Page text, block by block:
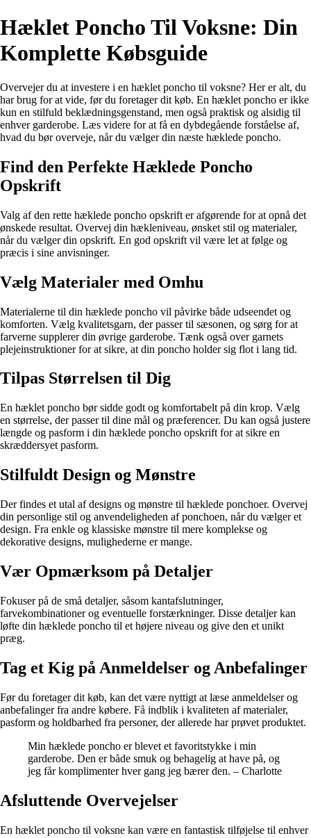
Hæklet Poncho Til Voksne: Din
Komplette Købsguide
Overvejer du at investere i en hæklet poncho til voksne? Her er alt, du
har brug for at vide, før du foretager dit køb. En hæklet poncho er ikke
kun en stilfuld beklædningsgenstand, men også praktisk og alsidig til
enhver garderobe. Læs videre for at få en dybdegående forståelse af,
hvad du bør overveje, når du vælger din næste hæklede poncho.
Find den Perfekte Hæklede Poncho
Opskrift
Valg af den rette hæklede poncho opskrift er afgørende for at opnå det
ønskede resultat. Overvej din hækleniveau, ønsket stil og materialer,
når du vælger din opskrift. En god opskrift vil være let at følge og
præcis i sine anvisninger.
Vælg Materialer med Omhu
Materialerne til din hæklede poncho vil påvirke både udseendet og
komforten. Vælg kvalitetsgarn, der passer til sæsonen, og sørg for at
farverne supplerer din øvrige garderobe. Tænk også over garnets
plejeinstruktioner for at sikre, at din poncho holder sig flot i lang tid.
Tilpas Størrelsen til Dig
En hæklet poncho bør sidde godt og komfortabelt på din krop. Vælg
en størrelse, der passer til dine mål og præferencer. Du kan også justere
længde og pasform i din hæklede poncho opskrift for at sikre en
skræddersyet pasform.
Stilfuldt Design og Mønstre
Der findes et utal af designs og mønstre til hæklede ponchoer. Overvej
din personlige stil og anvendeligheden af ponchoen, når du vælger et
design. Fra enkle og klassiske mønstre til mere komplekse og
dekorative designs, mulighederne er mange.
Vær Opmærksom på Detaljer
Fokuser på de små detaljer, såsom kantafslutninger,
farvekombinationer og eventuelle forstærkninger. Disse detaljer kan
løfte din hæklede poncho til et højere niveau og give den et unikt
præg.
Tag et Kig på Anmeldelser og Anbefalinger
Før du foretager dit køb, kan det være nyttigt at læse anmeldelser og
anbefalinger fra andre købere. Få indblik i kvaliteten af materialer,
pasform og holdbarhed fra personer, der allerede har prøvet produktet.
Min hæklede poncho er blevet et favoritstykke i min
garderobe. Den er både smuk og behagelig at have på, og
jeg får komplimenter hver gang jeg bærer den. – Charlotte
Afsluttende Overvejelser
En hæklet poncho til voksne kan være en fantastisk tilføjelse til enhver